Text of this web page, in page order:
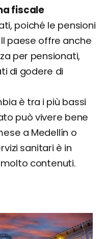
fiscale
poiché le pensioni
paese offre anche
per pensionati,
di godere di
è tra i più bassi
può vivere bene
a Medellín o
sanitari è in
contenuti.